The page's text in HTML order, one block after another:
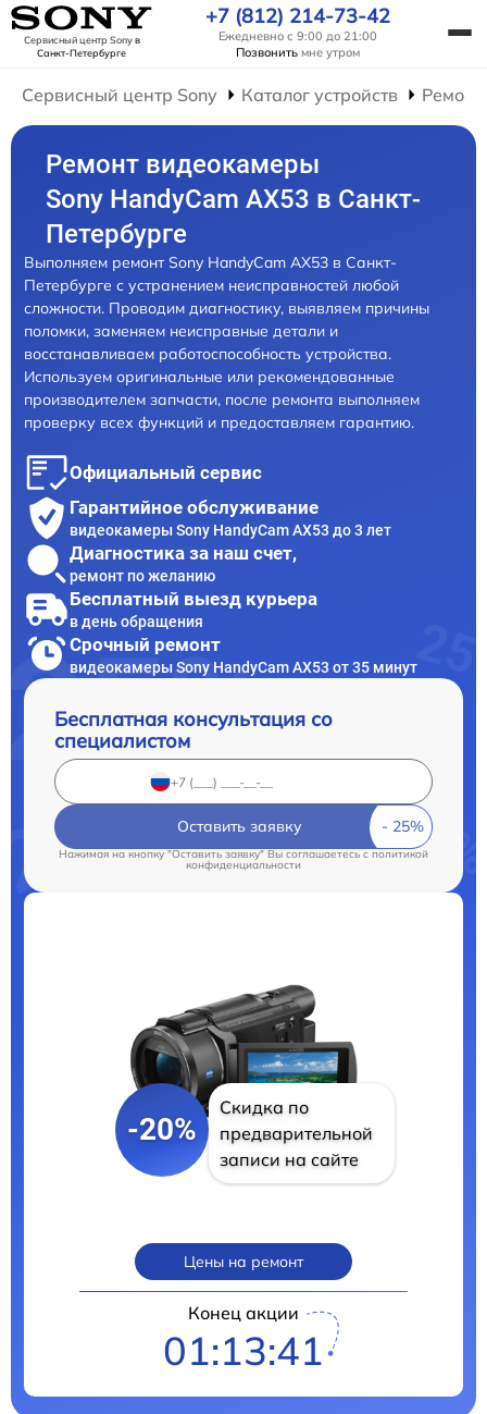
Сервисный центр Sonyв
Санкт-Петербурге
+7 (812) 214-73-42
Ежедневно с 9:00 до 21:00
Позвонить мне утром
Сервисный центр Sony Каталог устройств
Ремонт видеокамеры
Sony HandyCam AX53 в Санкт-
Петербурге
Выполняем ремонт Sony HandyCam AX53 в Санкт-
Петербурге с устранением неисправностей любой
сложности. Проводим диагностику, выявляем причины
поломки, заменяем неисправные детали и
восстанавливаем работоспособность устройства.
Используем оригинальные или рекомендованные
производителем запчасти, после ремонта выполняем
проверку всех функций и предоставляем гарантию.
Официальный сервис
Гарантийное обслуживание
видеокамеры Sony HandyCam AX53 до 3 лет
Диагностика за наш счет,
ремонт по желанию
Бесплатный выезд курьера
в день обращения
Срочный ремонт
видеокамеры Sony HandyCam AX53 от 35 минут
Бесплатная консультация со
специалистом
Оставить заявку
Нажимая на кнопку "Оставить заявку" Вы соглашаетесь cполитикой
конфиденциальности
-20%
Скидка по
предварительной
записи на сайте
Цены на ремонт
Конец акции
01:13:40